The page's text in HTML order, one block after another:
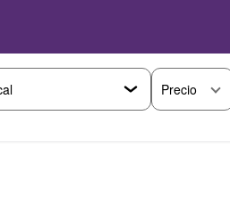
Precio